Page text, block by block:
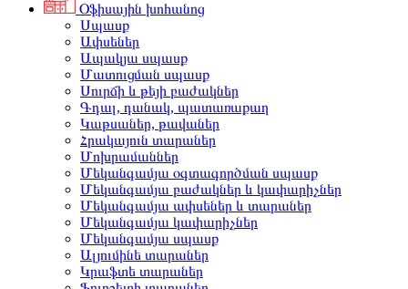
Օֆիսային խոհանոց
Սպասք
Ափսեներ
Ապակյա սպասք
Մատուցման սպասք
Սուրճի և թեյի բաժակներ
Գդալ, դանակ, պատառաքաղ
Կաթսաներ, թավաներ
Հրակայուն տարաներ
Մոխրամաններ
Մեկանգամյա օգտագործման սպասք
Մեկանգամյա բաժակներ և կափարիչներ
Մեկանգամյա ափսեներ և տարաներ
Մեկանգամյա կափարիչներ
Մեկանգամյա սպասք
Ալյումինե տարաներ
Կրաֆտե տարաներ